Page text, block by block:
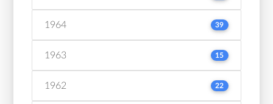
1964 39
1963 15
1962 22